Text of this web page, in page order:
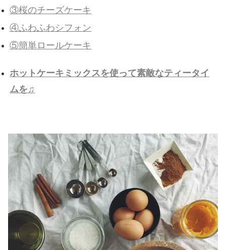
③桜のチーズケーキ
④ふわふわシフォン
⑤簡単ロールケーキ
ホットケーキミックスを使って素敵なティータイ
ムを♫